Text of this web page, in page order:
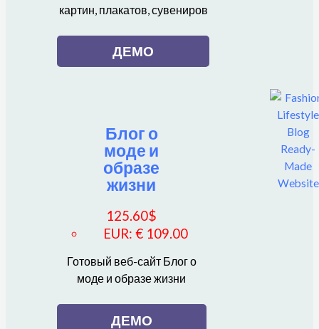
картин, плакатов, сувениров
ДЕМО
Блог о
моде и
образе
жизни
125.60$
EUR:€ 109.00
Готовый веб-сайт Блог о
моде и образе жизни
ДЕМО